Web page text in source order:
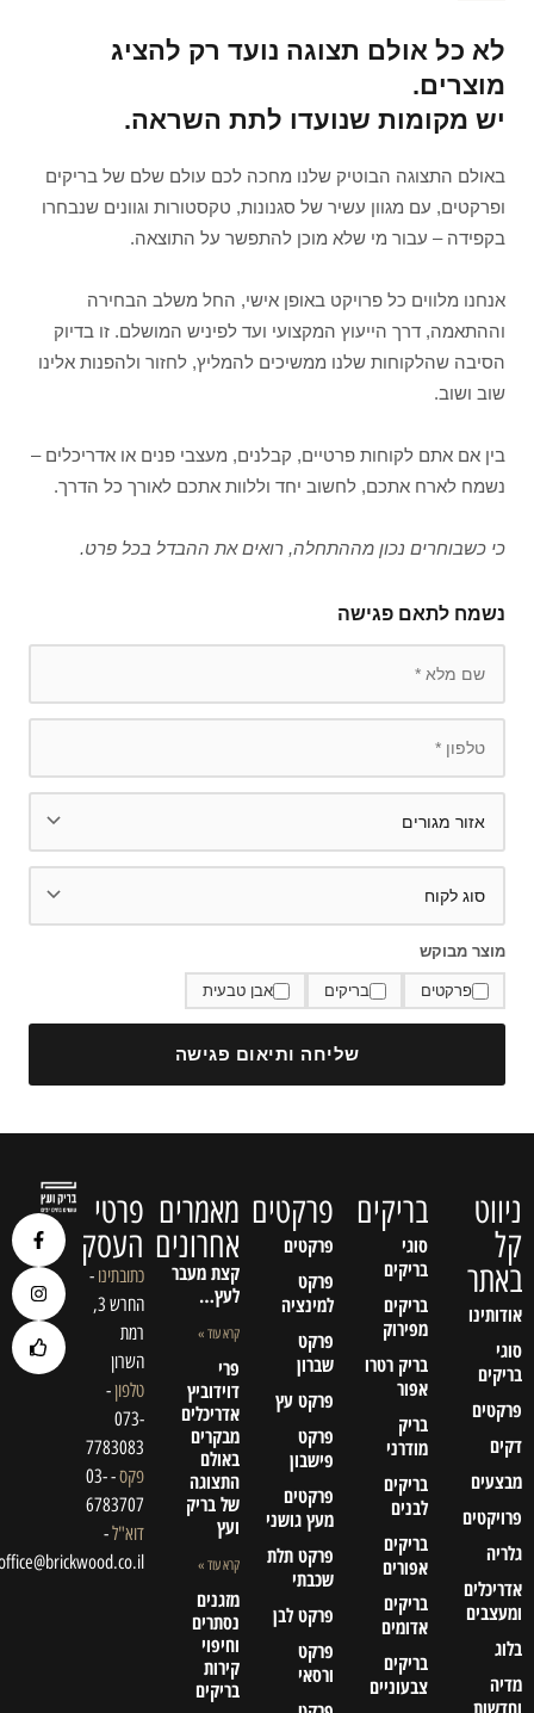
לא כל אולם תצוגה נועד רק להציג
מוצרים.
יש מקומות שנועדו לתת השראה.
באולם התצוגה הבוטיק שלנו מחכה לכם עולם שלם של בריקים
ופרקטים, עם מגוון עשיר של סגנונות, טקסטורות וגוונים שנבחרו
בקפידה – עבור מי שלא מוכן להתפשר על התוצאה.
אנחנו מלווים כל פרויקט באופן אישי, החל משלב הבחירה
וההתאמה, דרך הייעוץ המקצועי ועד לפיניש המושלם. זו בדיוק
הסיבה שהלקוחות שלנו ממשיכים להמליץ, לחזור ולהפנות אלינו
שוב ושוב.
בין אם אתם לקוחות פרטיים, קבלנים, מעצבי פנים או אדריכלים –
נשמח לארח אתכם, לחשוב יחד וללוות אתכם לאורך כל הדרך.
כי כשבוחרים נכון מההתחלה, רואים את ההבדל בכל פרט.
נשמח לתאם פגישה
מוצר מבוקש
פרקטים בריקים אבן טבעית
שליחה ותיאום פגישה
ניווט
קל
באתר
אודותינו
סוגי
בריקים
פרקטים
דקים
מבצעים
פרויקטים
גלריה
אדריכלים
ומעצבים
בלוג
מדיה
בריקים
סוגי
בריקים
בריקים
מפירוק
בריק רטרו
אפור
בריק
מודרני
בריקים
לבנים
בריקים
אפורים
בריקים
אדומים
בריקים
צבעוניים
פרקטים
פרקטים
פרקט
למינציה
פרקט
שברון
פרקט עץ
פרקט
פישבון
פרקטים
מעץ גושני
פרקט תלת
שכבתי
פרקט לבן
פרקט
ורסאי
מאמרים
אחרונים
קצת מעבר
לעץ…
קרא עוד »
פרי
דוידוביץ
אדריכלים
מבקרים
באולם
התצוגה
של בריק
ועץ
קרא עוד »
מזגנים
נסתרים
וחיפוי
קירות
בריקים
פרטי
העסק
כתובתינו-
החרש 3,
רמת
השרון
טלפון-
073-
7783083
פקס
- 03-
6783707
דוא"ל-
office@brickwood.co.il